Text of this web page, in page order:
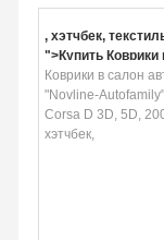
, хэтчбек,
">Купить Коврики
автомобиля
Autofamily", для
3D, 5D, 2006->,
текстиль, 5 шт
Коврики в салон
"Novline-
Corsa D 3D, 5D,
хэтчбек,